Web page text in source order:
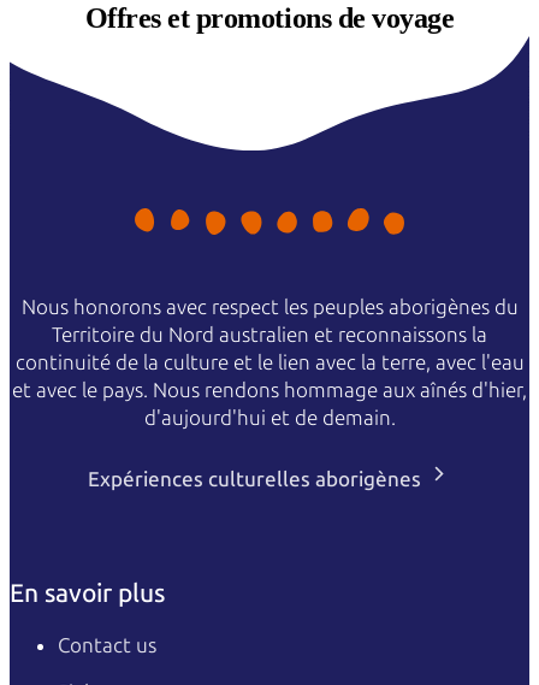
Offres etpromotions de voyage
Nous honorons avec respect les peuples aborigènes du
Territoire du Nord australien et reconnaissons la
continuité de la culture et le lien avec la terre, avec l'eau
et avec le pays. Nous rendons hommage aux aînés d'hier,
d'aujourd'hui et de demain.
Expériences culturelles aborigènes
En savoir plus
Contact us